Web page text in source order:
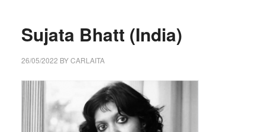
Sujata Bhatt (India)
26/05/2022 BYCARLAITA